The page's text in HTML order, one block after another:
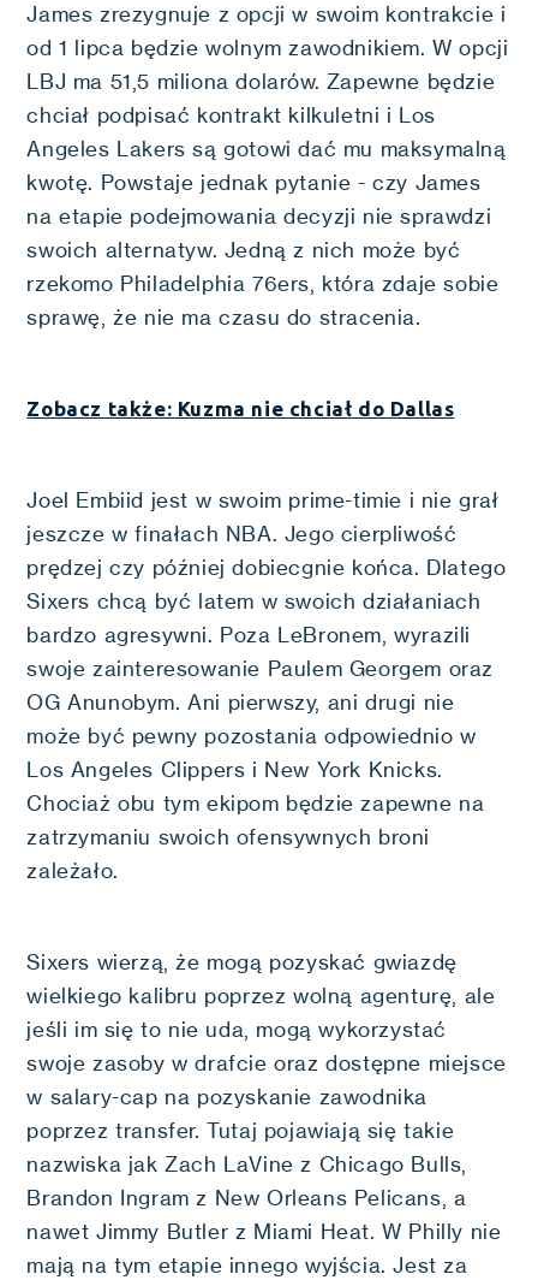
James zrezygnuje z opcji w swoim kontrakcie i
od 1 lipca będzie wolnym zawodnikiem. W opcji
LBJ ma 51,5 miliona dolarów. Zapewne będzie
chciał podpisać kontrakt kilkuletni i Los
Angeles Lakers są gotowi dać mu maksymalną
kwotę. Powstaje jednak pytanie - czy James
na etapie podejmowania decyzji nie sprawdzi
swoich alternatyw. Jedną z nich może być
rzekomo Philadelphia 76ers, która zdaje sobie
sprawę, że nie ma czasu do stracenia.
Zobacz także: Kuzma nie chciał do Dallas
Joel Embiid jest w swoim prime-timie i nie grał
jeszcze w finałach NBA. Jego cierpliwość
prędzej czy później dobiecgnie końca. Dlatego
Sixers chcą być latem w swoich działaniach
bardzo agresywni. Poza LeBronem, wyrazili
swoje zainteresowanie Paulem Georgem oraz
OG Anunobym. Ani pierwszy, ani drugi nie
może być pewny pozostania odpowiednio w
Los Angeles Clippers i New York Knicks.
Chociaż obu tym ekipom będzie zapewne na
zatrzymaniu swoich ofensywnych broni
zależało.
Sixers wierzą, że mogą pozyskać gwiazdę
wielkiego kalibru poprzez wolną agenturę, ale
jeśli im się to nie uda, mogą wykorzystać
swoje zasoby w drafcie oraz dostępne miejsce
w salary-cap na pozyskanie zawodnika
poprzez transfer. Tutaj pojawiają się takie
nazwiska jak Zach LaVine z Chicago Bulls,
Brandon Ingram z New Orleans Pelicans, a
nawet Jimmy Butler z Miami Heat. W Philly nie
mają na tym etapie innego wyjścia. Jest za